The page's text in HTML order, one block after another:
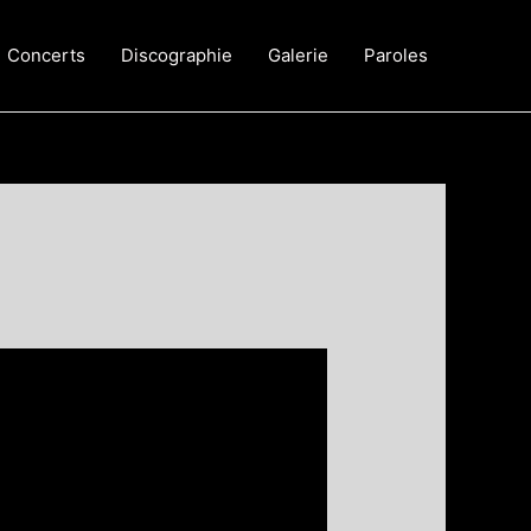
Concerts Discographie Galerie Paroles